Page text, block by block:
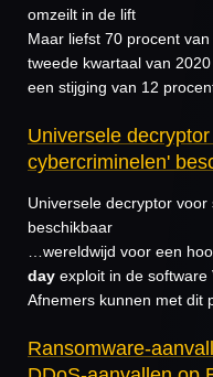
omzeilt in de lift
Maar liefst 70 procent
tweede kwartaal van
een stijging van 12
Universele
cybercriminelen'
Universele decryptor
beschikbaar
…wereldwijd voor een
day exploit in de software
Afnemers kunnen met dit
Ransomware-